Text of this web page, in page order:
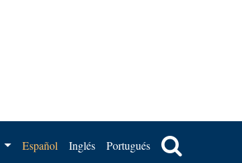
Español Inglés Portugués